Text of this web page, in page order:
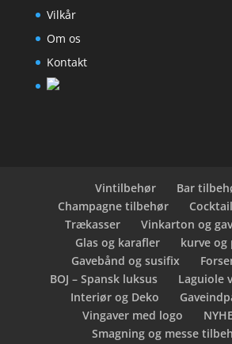
Vilkår
Om os
Kontakt
Vintilbehør
Bar
Champagne tilbehør
Trækasser
Vinkarton og
Glas og karafler
kurve og
Gavebånd og susifix
BOJ – Spansk luksus
Laguiole
Interiør og Deko
Vingaver med logo
Smagning og messe